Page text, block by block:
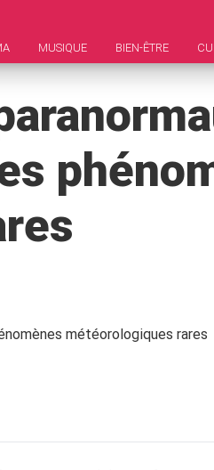
MUSIQUE BIEN-ÊTRE